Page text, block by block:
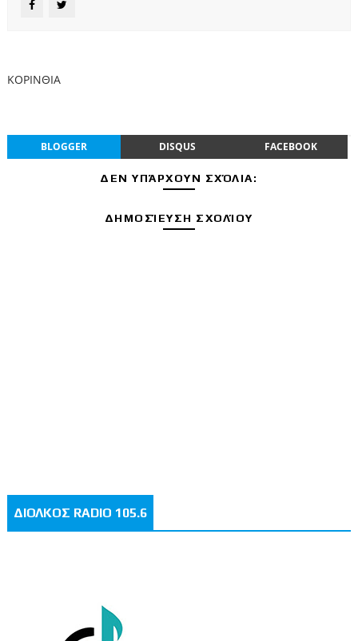
ΚΟΡΙΝΘΙΑ
BLOGGER DISQUS FACEBOOK
ΔΕΝ ΥΠΆΡΧΟΥΝ ΣΧΌΛΙΑ:
ΔΗΜΟΣΊΕΥΣΗ ΣΧΟΛΊΟΥ
ΔΙΟΛΚΟΣ RADIO 105.6